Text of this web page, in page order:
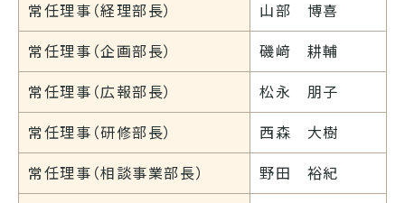
常任理事（経理部長） 山部 博喜
常任理事（企画部長） 磯﨑 耕輔
常任理事（広報部長） 松永 朋子
常任理事（研修部長） 西森 大樹
常任理事（相談事業部長） 野田 裕紀